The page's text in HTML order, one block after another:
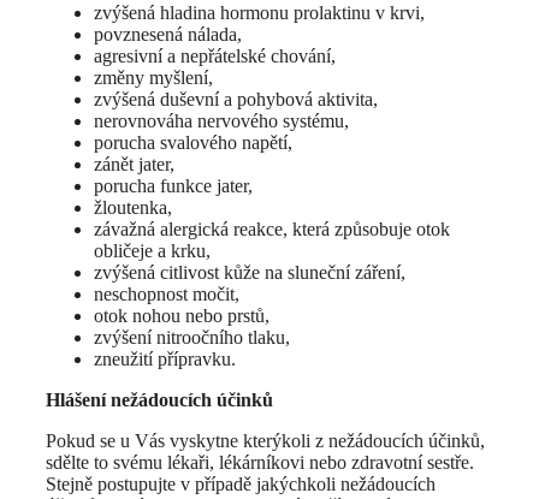
zvýšená hladina hormonu prolaktinu v krvi,
povznesená nálada,
agresivní a nepřátelské chování,
změny myšlení,
zvýšená duševní a pohybová aktivita,
nerovnováha nervového systému,
porucha svalového napětí,
zánět jater,
porucha funkce jater,
žloutenka,
závažná alergická reakce, která způsobuje otok
obličeje a krku,
zvýšená citlivost kůže na sluneční záření,
neschopnost močit,
otok nohou nebo prstů,
zvýšení nitroočního tlaku,
zneužití přípravku.
Hlášení nežádoucích účinků
Pokud se u Vás vyskytne kterýkoli z nežádoucích účinků,
sdělte to svému lékaři, lékárníkovi nebo zdravotní sestře.
Stejně postupujte v případě jakýchkoli nežádoucích